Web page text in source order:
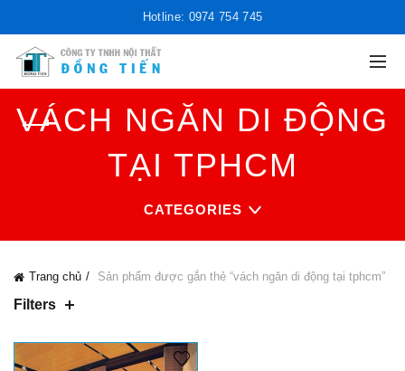
Hotline: 0974 754 745
VÁCH NGĂN DI ĐỘNG
TẠI TPHCM
CATEGORIES
Trang chủ Sản phẩm được gắn thẻ “vách ngăn di động tại tphcm”
Filters